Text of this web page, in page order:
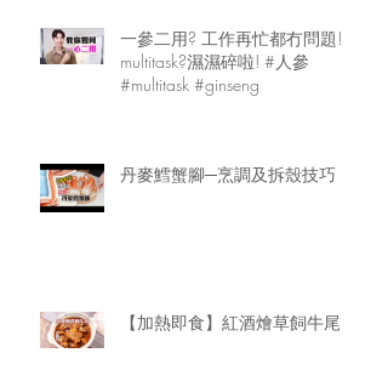
一參二用? 工作再忙都冇問題!
multitask?濕濕碎啦! #人參
#multitask #ginseng
丹麥鱈蟹腳─烹調及拆殼技巧
【加熱即食】紅酒燴草飼牛尾